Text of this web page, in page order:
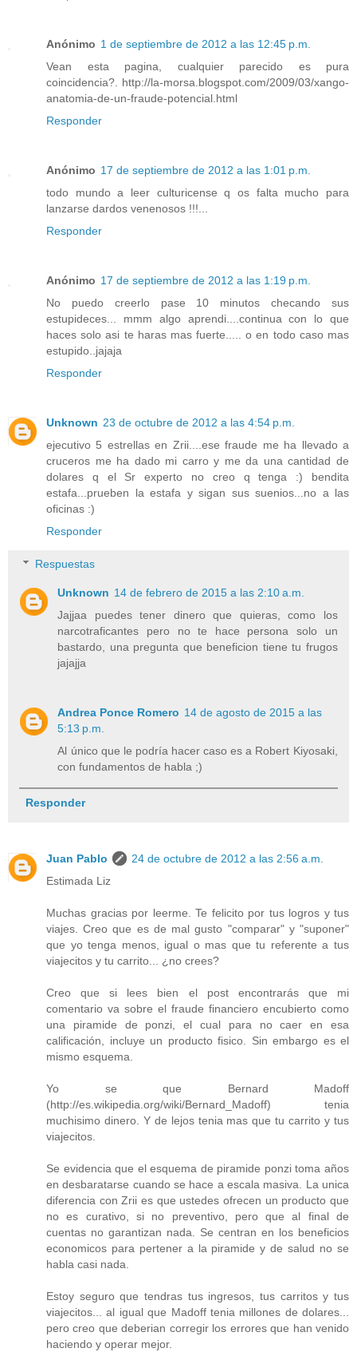
Anónimo 1 de septiembre de 2012 a las 12:45 p.m.
Vean esta pagina, cualquier parecido es pura
coincidencia?. http://la-morsa.blogspot.com/2009/03/xango-
anatomia-de-un-fraude-potencial.html
Responder
Anónimo 17 de septiembre de 2012 a las 1:01 p.m.
todo mundo a leer culturicense q os falta mucho para
lanzarse dardos venenosos !!!...
Responder
Anónimo 17 de septiembre de 2012 a las 1:19 p.m.
No puedo creerlo pase 10 minutos checando sus
estupideces... mmm algo aprendi....continua con lo que
haces solo asi te haras mas fuerte..... o en todo caso mas
estupido..jajaja
Responder
Unknown 23 de octubre de 2012 a las 4:54 p.m.
ejecutivo 5 estrellas en Zrii....ese fraude me ha llevado a
cruceros me ha dado mi carro y me da una cantidad de
dolares q el Sr experto no creo q tenga :) bendita
estafa...prueben la estafa y sigan sus suenios...no a las
oficinas :)
Responder
Respuestas
Unknown 14 de febrero de 2015 a las 2:10 a.m.
Jajjaa puedes tener dinero que quieras, como los
narcotraficantes pero no te hace persona solo un
bastardo, una pregunta que beneficion tiene tu frugos
jajajja
Andrea Ponce Romero 14 de agosto de 2015 a las
5:13 p.m.
Al único que le podría hacer caso es a Robert Kiyosaki,
con fundamentos de habla ;)
Responder
Juan Pablo
24 de octubre de 2012 a las 2:56 a.m.
Estimada Liz
Muchas gracias por leerme. Te felicito por tus logros y tus
viajes. Creo que es de mal gusto "comparar" y "suponer"
que yo tenga menos, igual o mas que tu referente a tus
viajecitos y tu carrito... ¿no crees?
Creo que si lees bien el post encontrarás que mi
comentario va sobre el fraude financiero encubierto como
una piramide de ponzi, el cual para no caer en esa
calificación, incluye un producto fisico. Sin embargo es el
mismo esquema.
Yo se que Bernard Madoff
(http://es.wikipedia.org/wiki/Bernard_Madoff) tenia
muchisimo dinero. Y de lejos tenia mas que tu carrito y tus
viajecitos.
Se evidencia que el esquema de piramide ponzi toma años
en desbaratarse cuando se hace a escala masiva. La unica
diferencia con Zrii es que ustedes ofrecen un producto que
no es curativo, si no preventivo, pero que al final de
cuentas no garantizan nada. Se centran en los beneficios
economicos para pertener a la piramide y de salud no se
habla casi nada.
Estoy seguro que tendras tus ingresos, tus carritos y tus
viajecitos... al igual que Madoff tenia millones de dolares...
pero creo que deberian corregir los errores que han venido
haciendo y operar mejor.